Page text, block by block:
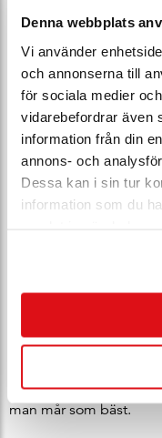
Denna webbplats
Vi använder
och annonserna till
för sociala medier
vidarebefordrar även
information från din
annons- och
Dessa kan i sin tur
information som du
En investering för
För Sofie handlar
– Jag tränar för att
att ta sig an
ha.
Hon bär också med
blivit något av en
aktivitet för att jag
Samtidigt betonar hon
– Den mentala hälsan
behöver hitta en
man mår som bäst.